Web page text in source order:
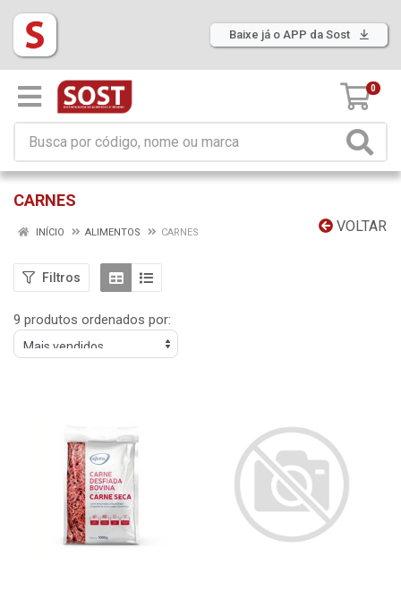
Baixe já o APP da Sost
0
CARNES
VOLTAR
INÍCIO ALIMENTOS CARNES
Filtros
9 produtos ordenados por: